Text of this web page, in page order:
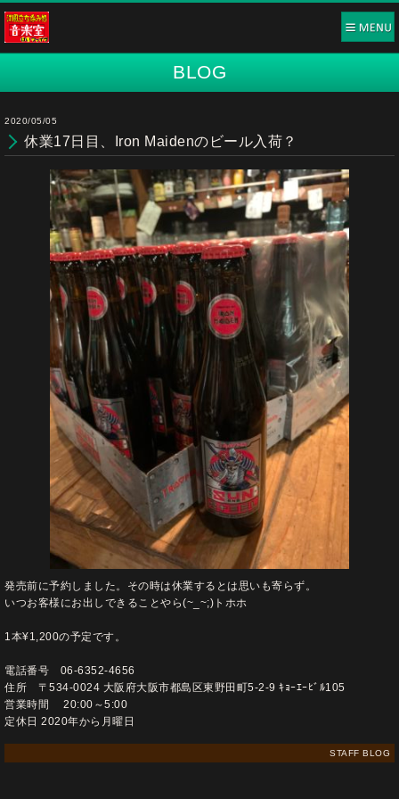
BLOG
2020/05/05
休業17日目、Iron Maidenのビール入荷？
発売前に予約しました。その時は休業するとは思いも寄らず。
いつお客様にお出しできることやら(~_~;)トホホ
1本¥1,200の予定です。
電話番号 06-6352-4656
住所 〒534-0024 大阪府大阪市都島区東野田町5-2-9 ｷｮｰｴｰﾋﾞﾙ105
営業時間 20:00～5:00
定休日 2020年から月曜日
STAFF BLOG